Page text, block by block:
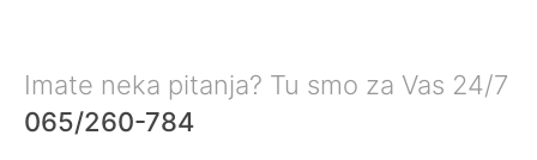
Imate neka pitanja? Tu smo za Vas 24/7
065/260-784